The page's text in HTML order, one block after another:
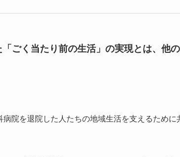
ごく当たり前の生活」の実現とは、他
院を退院した人たちの地域生活を支えるために